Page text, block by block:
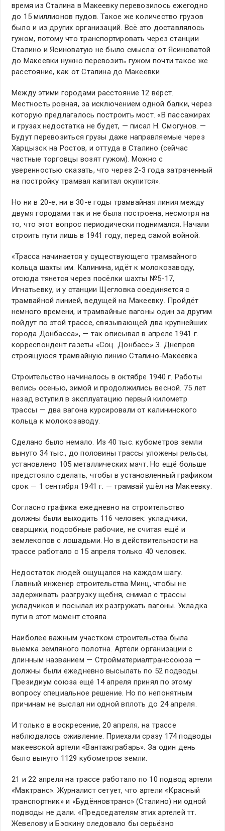
время из Сталина в Макеевку перевозилось ежегодно
до 15 миллионов пудов. Такое же количество грузов
было и из других организаций. Всё это доставлялось
гужом, потому что транспортировать через станции
Сталино и Ясиноватую не было смысла: от Ясиноватой
до Макеевки нужно перевозить гужом почти такое же
расстояние, как от Сталина до Макеевки.
Между этими городами расстояние 12 вёрст.
Местность ровная, за исключением одной балки, через
которую предлагалось построить мост. «В пассажирах
и грузах недостатка не будет, — писал Н. Смогунов. —
Будут перевозиться грузы даже направляемые через
Харцызск на Ростов, и оттуда в Сталино (сейчас
частные торговцы возят гужом). Можно с
уверенностью сказать, что через 2-3 года затраченный
на постройку трамвая капитал окупится».
Но ни в 20-е, ни в 30-е годы трамвайная линия между
двумя городами так и не была построена, несмотря на
то, что этот вопрос периодически поднимался. Начали
строить пути лишь в 1941 году, перед самой войной.
«Трасса начинается у существующего трамвайного
кольца шахты им. Калинина, идёт к молокозаводу,
отсюда тянется через посёлки шахты №5-17,
Игнатьевку, и у станции Щегловка соединяется с
трамвайной линией, ведущей на Макеевку. Пройдёт
немного времени, и трамвайные вагоны один за другим
пойдут по этой трассе, связывающей два крупнейших
города Донбасса», — так описывал в апреле 1941 г.
корреспондент газеты «Соц. Донбасс» З. Днепров
строящуюся трамвайную линию Сталино-Макеевка.
Строительство начиналось в октябре 1940 г. Работы
велись осенью, зимой и продолжились весной. 75 лет
назад вступил в эксплуатацию первый километр
трассы — два вагона курсировали от калининского
кольца к молокозаводу.
Сделано было немало. Из 40 тыс. кубометров земли
вынуто 34 тыс., до половины трассы уложены рельсы,
установлено 105 металлических мачт. Но ещё больше
предстояло сделать, чтобы в установленный графиком
срок — 1 сентября 1941 г. — трамвай ушёл на Макеевку.
Согласно графика ежедневно на строительство
должны были выходить 116 человек: укладчики,
сварщики, подсобные рабочие, не считая ещё и
землекопов с лошадьми. Но в действительности на
трассе работало с 15 апреля только 40 человек.
Недостаток людей ощущался на каждом шагу.
Главный инженер строительства Минц, чтобы не
задерживать разгрузку щебня, снимал с трассы
укладчиков и посылал их разгружать вагоны. Укладка
пути в этот момент стояла.
Наиболее важным участком строительства была
выемка земляного полотна. Артели организации с
длинным названием — Стройматериалтранссоюза —
должны были ежедневно высылать по 52 подводы.
Президиум союза ещё 14 апреля принял по этому
вопросу специальное решение. Но по непонятным
причинам не выслал ни одной вплоть до 24 апреля.
И только в воскресение, 20 апреля, на трассе
наблюдалось оживление. Приехали сразу 174 подводы
макеевской артели «Вантажграбарь». За один день
было вынуто 1129 кубометров земли.
21 и 22 апреля на трассе работало по 10 подвод артели
«Мактранс». Журналист сетует, что артели «Красный
транспортник» и «Будённовтранс» (Сталино) ни одной
подводы не дали. «Председателям этих артелей тт.
Жевелову и Бэскину следовало бы серьёзно